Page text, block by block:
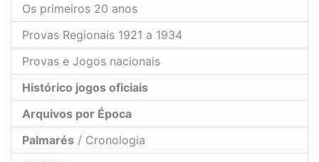
Os primeiros 20 anos
Provas Regionais 1921 a 1934
Provas e Jogos nacionais
Histórico jogos oficiais
Arquivos por Época
Palmarés / Cronologia